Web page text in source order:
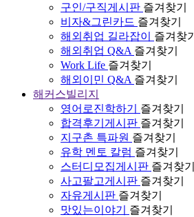
구인/구직게시판 즐겨찾기
비자&그린카드 즐겨찾기
해외취업 길라잡이
즐겨찾기
해외취업 Q&A 즐겨찾기
Work Life 즐겨찾기
해외이민 Q&A 즐겨찾기
해커스빌리지
영어로진학하기
즐겨찾기
합격후기게시판 즐겨찾기
지구촌 특파원 즐겨찾기
유학 멘토 칼럼 즐겨찾기
스터디모집게시판 즐겨찾기
사고팔고게시판 즐겨찾기
자유게시판 즐겨찾기
맛있는이야기
즐겨찾기